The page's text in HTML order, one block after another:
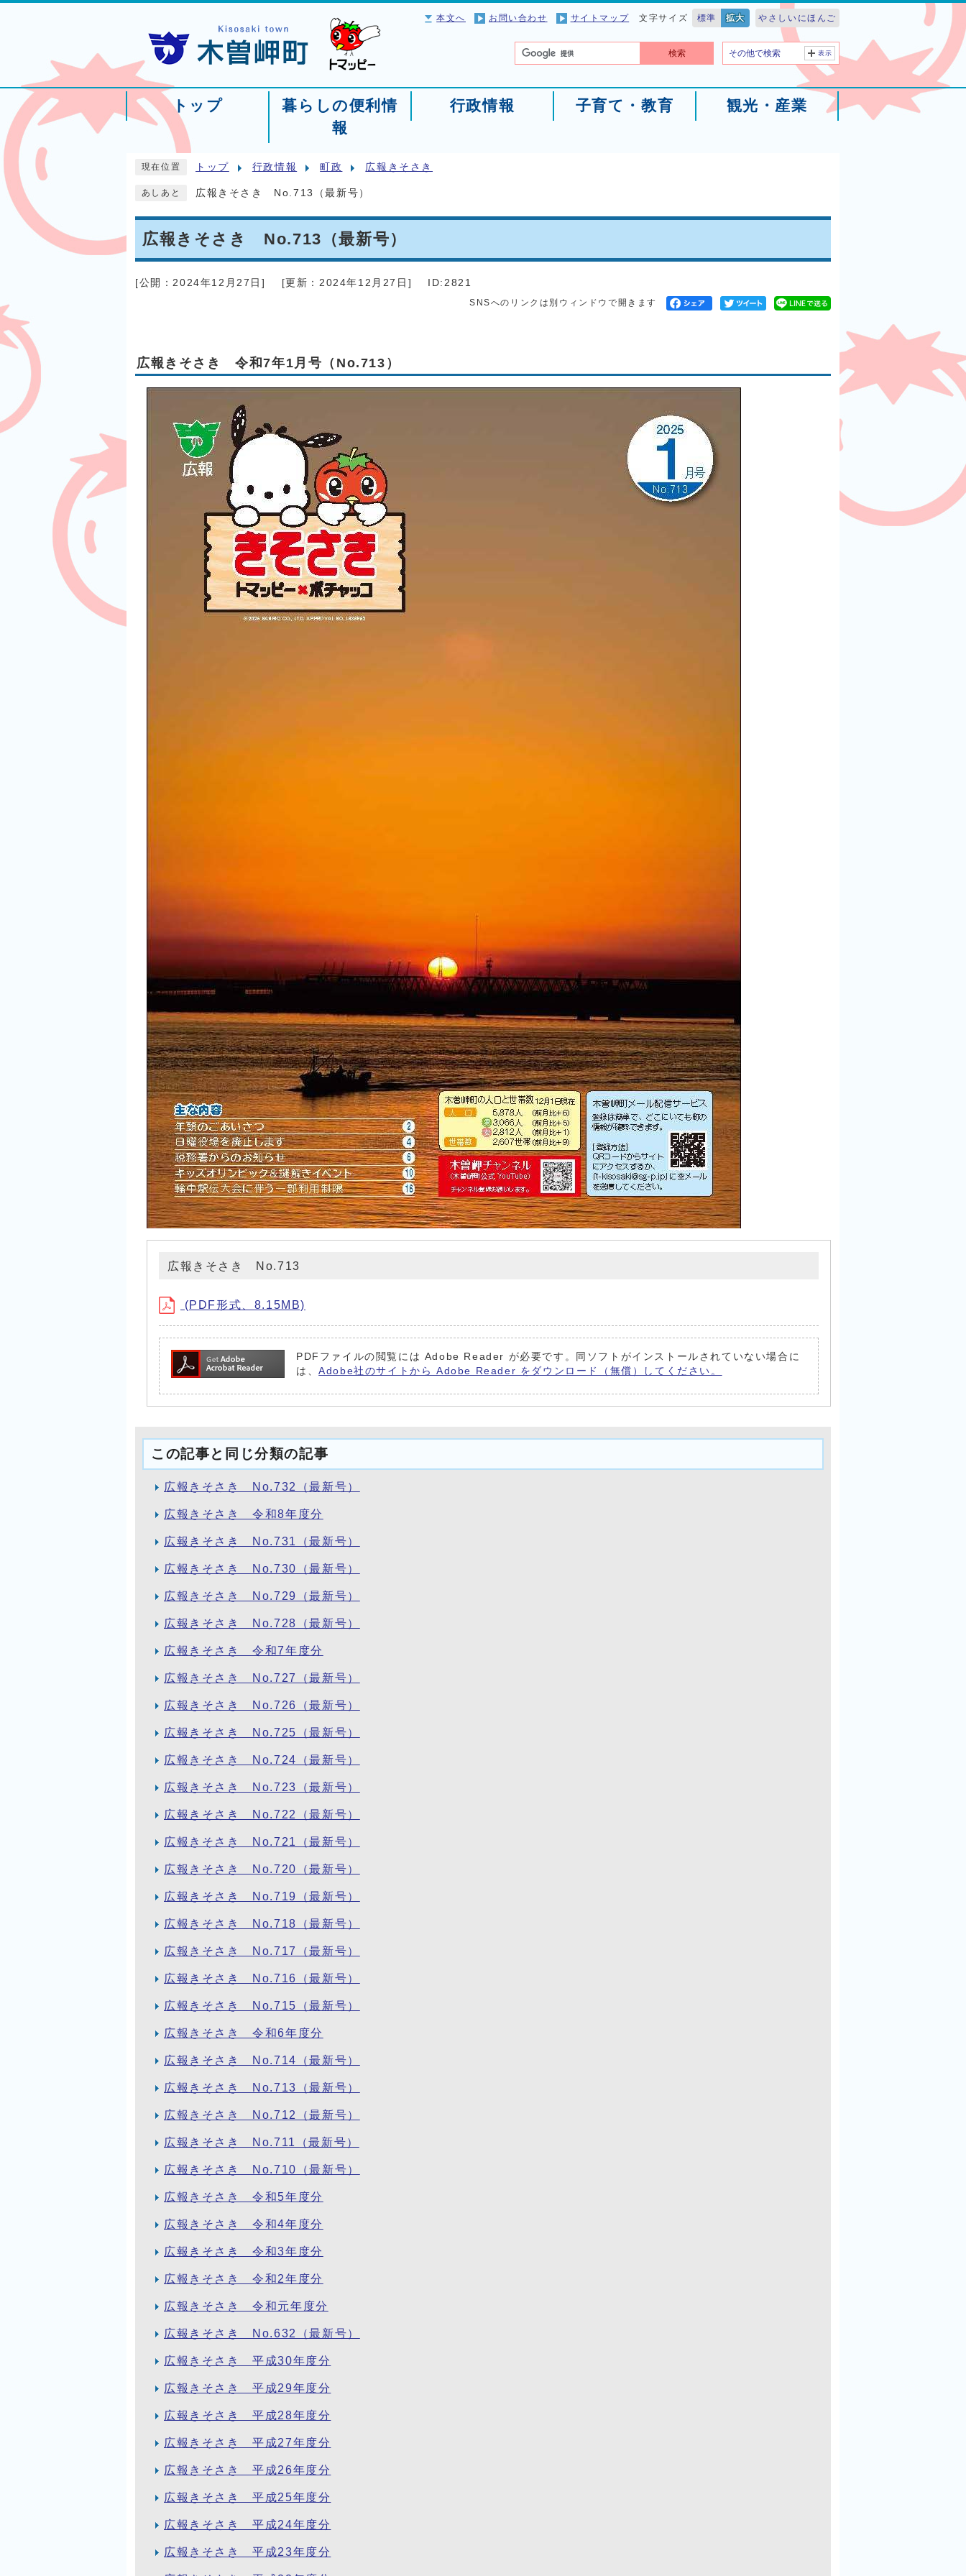
本文へ お問い合わせ サイトマップ 文字サイズ 標準 拡大 やさしいにほんご
検索 その他で検索 表示
トップ
暮らしの便利情
報
行政情報 子育て・教育 観光・産業
現在位置 トップ 行政情報 町政 広報きそさき
あしあと 広報きそさき No.713（最新号）
広報きそさき No.713（最新号）
[公開：2024年12月27日] [更新：2024年12月27日 ] ID:2821
SNSへのリンクは別ウィンドウで開きます
広報きそさき 令和7年1月号（No.713）
広報きそさき No.713
(PDF形式、8.15MB)
PDFファイルの閲覧には Adobe Reader が必要です。同ソフトがインストールされていない場合に
は、Adobe社のサイトから Adobe Reader をダウンロード（無償）してください。
この記事と同じ分類の記事
広報きそさき No.732（最新号）
広報きそさき 令和8年度分
広報きそさき No.731（最新号）
広報きそさき No.730（最新号）
広報きそさき No.729（最新号）
広報きそさき No.728（最新号）
広報きそさき 令和7年度分
広報きそさき No.727（最新号）
広報きそさき No.726（最新号）
広報きそさき No.725（最新号）
広報きそさき No.724（最新号）
広報きそさき No.723（最新号）
広報きそさき No.722（最新号）
広報きそさき No.721（最新号）
広報きそさき No.720（最新号）
広報きそさき No.719（最新号）
広報きそさき No.718（最新号）
広報きそさき No.717（最新号）
広報きそさき No.716（最新号）
広報きそさき No.715（最新号）
広報きそさき 令和6年度分
広報きそさき No.714（最新号）
広報きそさき No.713（最新号）
広報きそさき No.712（最新号）
広報きそさき No.711（最新号）
広報きそさき No.710（最新号）
広報きそさき 令和5年度分
広報きそさき 令和4年度分
広報きそさき 令和3年度分
広報きそさき 令和2年度分
広報きそさき 令和元年度分
広報きそさき No.632（最新号）
広報きそさき 平成30年度分
広報きそさき 平成29年度分
広報きそさき 平成28年度分
広報きそさき 平成27年度分
広報きそさき 平成26年度分
広報きそさき 平成25年度分
広報きそさき 平成24年度分
広報きそさき 平成23年度分